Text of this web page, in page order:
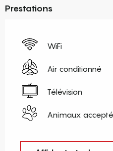
Prestations
WiFi
Air conditionné
Télévision
Animaux